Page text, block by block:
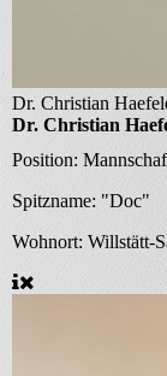
Dr. Christian
Dr. Christian
Position:
Spitzname: "Doc"
Wohnort: Willstätt-